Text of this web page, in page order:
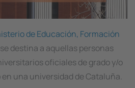
de Educación, Formación
se destina a aquellas personas
oficiales de grado y/o
una universidad de Cataluña.